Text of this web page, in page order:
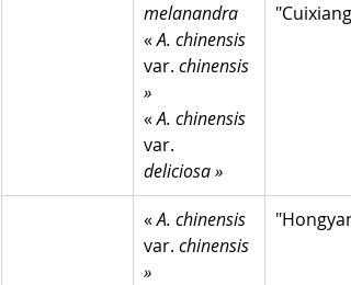
melanandra
« A. chinensis
var. chinensis
»
« A. chinensis
var.
deliciosa »
"Cuixiang"
« A. chinensis
var. chinensis
»